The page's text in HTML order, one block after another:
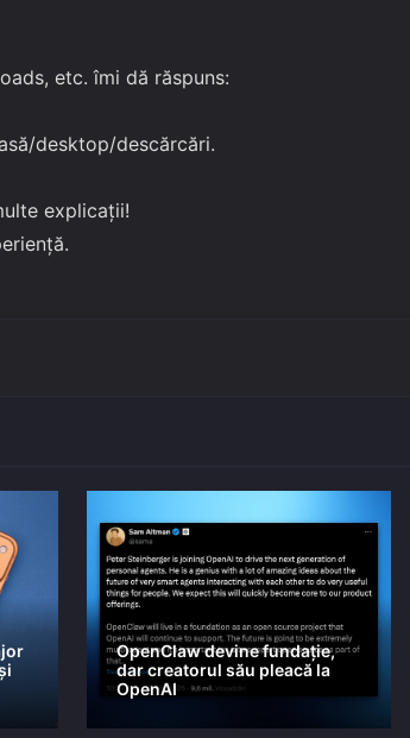
etc. îmi dă răspuns:
desktop/descărcări.
explicații!
OpenClaw devine fundație,
dar creatorul său pleacă la
OpenAI